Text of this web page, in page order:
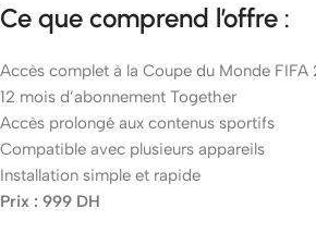
Ce que comprend l’offre :
Accès complet à la Coupe du Monde FIFA
12 mois d’abonnement Together
Accès prolongé aux contenus sportifs
Compatible avec plusieurs appareils
Installation simple et rapide
Prix : 999 DH